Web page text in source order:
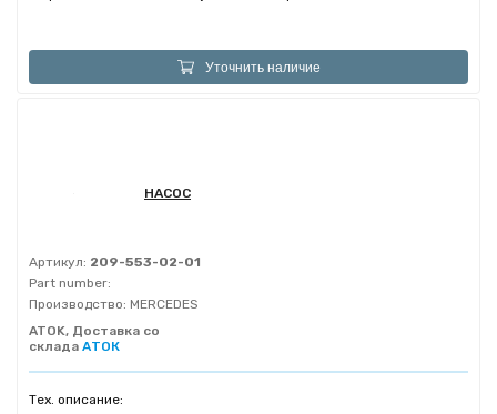
Уточнить наличие
НАСОС
Артикул: 209-553-02-01
Part number:
Производство: MERCEDES
ATOK, Доставка со
склада АТОК
Тех. описание: